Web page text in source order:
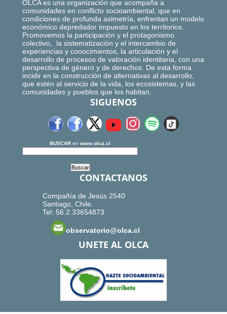
OLCA es una organización que acompaña a
comunidades en conflicto socioambiental, que en
condiciones de profunda asimetría, enfrentan un modelo
económico depredador impuesto en los territorios.
Promovemos la participación y el protagonismo
colectivo, la sistematización y el intercambio de
experiencias y conocimientos, la articulación y el
desarrollo de procesos de valoración identitaria, con una
perspectiva de género y de derechos. De esta forma
incidir en la construcción de alternativas al desarrollo,
que estén al servicio de la vida, los ecosistemas, y las
comunidades y pueblos que los habitan.
SIGUENOS
BUSCAR en www.olca.cl
CONTACTANOS
Compañía de Jesús 2540
Santiago, Chile.
Tel: 56.2.33654873
observatorio@olca.cl
UNETE AL OLCA